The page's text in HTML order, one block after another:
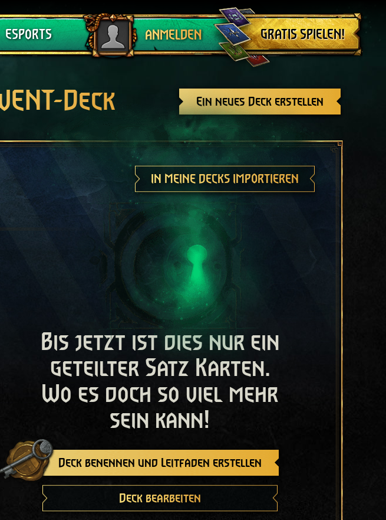
ESPORTS ANMELDEN
Abmelden
GRATIS SPIELEN!
Ein neues Deck erstellen
Deck
IN MEINE DECKS IMPORTIEREN
Bis jetzt ist dies nur ein
geteilter Satz Karten.
Wo es doch so viel mehr
sein kann!
Deck benennen und Leitfaden erstellen
Deck bearbeiten